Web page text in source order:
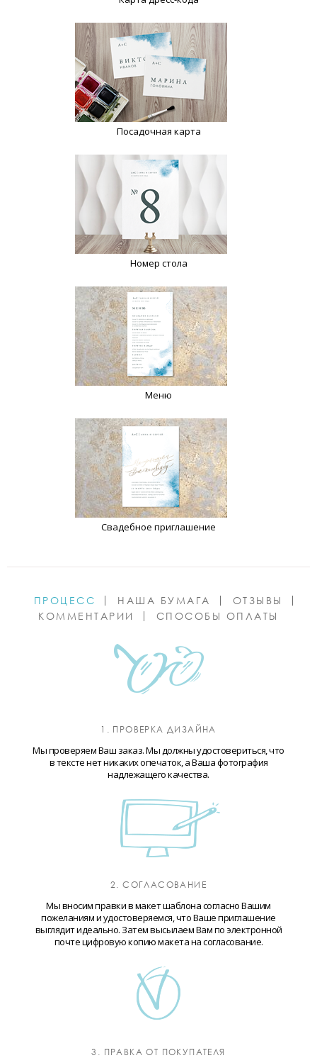
Посадочная карта
Номер стола
Меню
Свадебное приглашение
ПРОЦЕСС НАША БУМАГА
ОТЗЫВЫ
КОММЕНТАРИИ
СПОСОБЫ ОПЛАТЫ
1. ПРОВЕРКА ДИЗАЙНА
Мы проверяем Ваш заказ. Мы должны удостовериться, что
в тексте нет никаких опечаток, а Ваша фотография
надлежащего качества.
2. СОГЛАСОВАНИЕ
Мы вносим правки в макет шаблона согласно Вашим
пожеланиям и удостоверяемся, что Ваше приглашение
выглядит идеально. Затем высылаем Вам по электронной
почте цифровую копию макета на согласование.
3. ПРАВКА ОТ ПОКУПАТЕЛЯ